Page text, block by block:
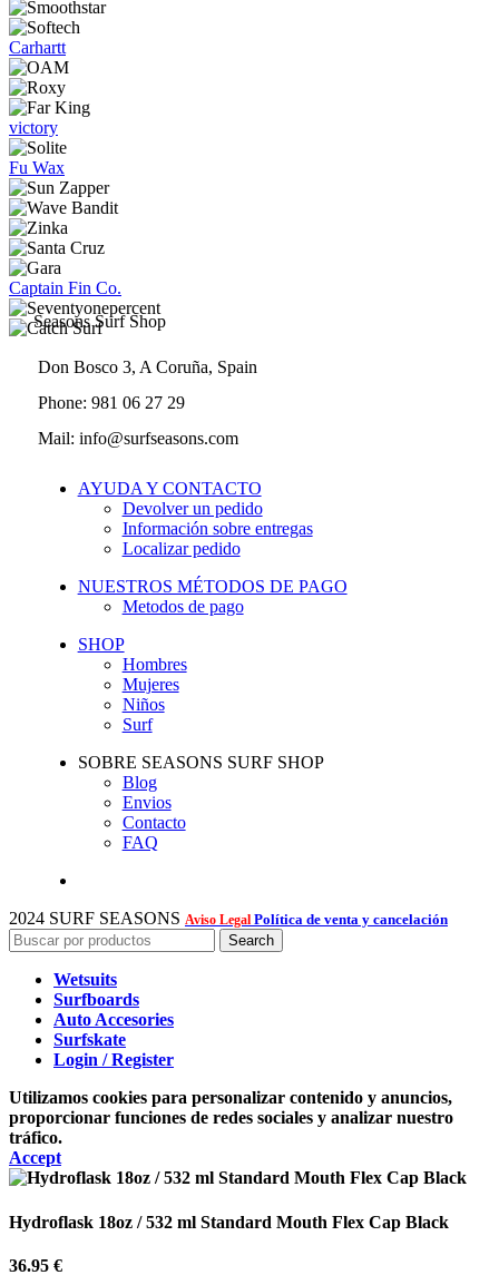
Carhartt
victory
Fu Wax
Captain Fin Co.
Seasons Surf Shop
Don Bosco 3, A Coruña, Spain
Phone: 981 06 27 29
Mail: info@surfseasons.com
AYUDA Y CONTACTO
Devolver un pedido
Información sobre entregas
Localizar pedido
NUESTROS MÉTODOS DE PAGO
Metodos de pago
SHOP
Hombres
Mujeres
Niños
Surf
SOBRE SEASONS SURF SHOP
Blog
Envios
Contacto
FAQ
2024 SURF SEASONS Aviso Legal Política de venta y cancelación
Search
Wetsuits
Surfboards
Auto Accesories
Surfskate
Login / Register
Utilizamos cookies para personalizar contenido y anuncios,
proporcionar funciones de redes sociales y analizar nuestro
tráfico.
Accept
Hydroflask 18oz / 532 ml Standard Mouth Flex Cap Black
36.95 €